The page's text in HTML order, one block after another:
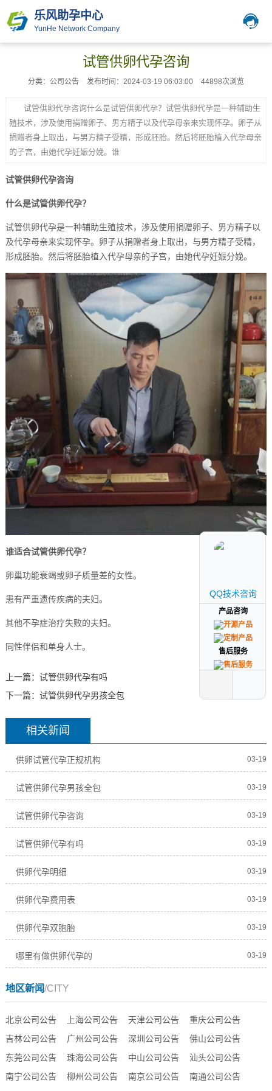
乐风助孕中心
YunHe Network Company
试管供卵代孕咨询
分类：公司公告 发布时间：2024-03-19 06:03:00 44898次浏览
试管供卵代孕咨询什么是试管供卵代孕？试管供卵代孕是一种辅助生
殖技术，涉及使用捐赠卵子、男方精子以及代孕母亲来实现怀孕。卵子从
捐赠者身上取出，与男方精子受精，形成胚胎。然后将胚胎植入代孕母亲
的子宫，由她代孕妊娠分娩。谁
试管供卵代孕咨询
什么是试管供卵代孕？
试管供卵代孕是一种辅助生殖技术，涉及使用捐赠卵子、男方精子以
及代孕母亲来实现怀孕。卵子从捐赠者身上取出，与男方精子受精，
形成胚胎。然后将胚胎植入代孕母亲的子宫，由她代孕妊娠分娩。
谁适合试管供卵代孕？
卵巢功能衰竭或卵子质量差的女性。
患有严重遗传疾病的夫妇。
其他不孕症治疗失败的夫妇。
同性伴侣和单身人士。
上一篇： 试管供卵代孕有吗
下一篇： 试管供卵代孕男孩全包
相关新闻
供卵试管代孕正规机构 03-19
试管供卵代孕男孩全包 03-19
试管供卵代孕咨询 03-19
试管供卵代孕有吗 03-19
供卵代孕明细 03-19
供卵代孕费用表 03-19
供卵代孕双胞胎 03-19
哪里有做供卵代孕的 03-19
地区新闻/CITY
北京公司公告 上海公司公告 天津公司公告
重庆公司公告
吉林公司公告
广州公司公告 深圳公司公告
佛山公司公告
东莞公司公告
珠海公司公告 中山公司公告
汕头公司公告
南宁公司公告
柳州公司公告 南京公司公告
南通公司公告
QQ技术咨询
产品咨询
售后服务
QQ技术咨询
产品咨询
售后服务